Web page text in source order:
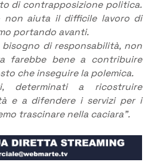
di contrapposizione politica.
non aiuta il difficile lavoro di
portando avanti.
di responsabilità, non
farebbe bene a contribuire
che inseguire la polemica.
determinati a ricostruire
e a difendere i servizi per i
trascinare nella caciara”.